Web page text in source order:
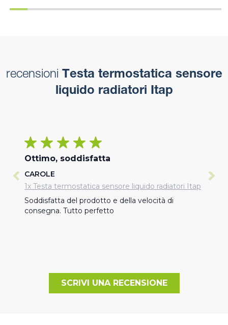
recensioni Testa termostatica sensore
liquido radiatori Itap
Ottimo, soddisfatta
CAROLE
1x Testa termostatica sensore liquido radiatori Itap
Soddisfatta del prodotto e della velocità di
consegna. Tutto perfetto
SCRIVI UNA RECENSIONE